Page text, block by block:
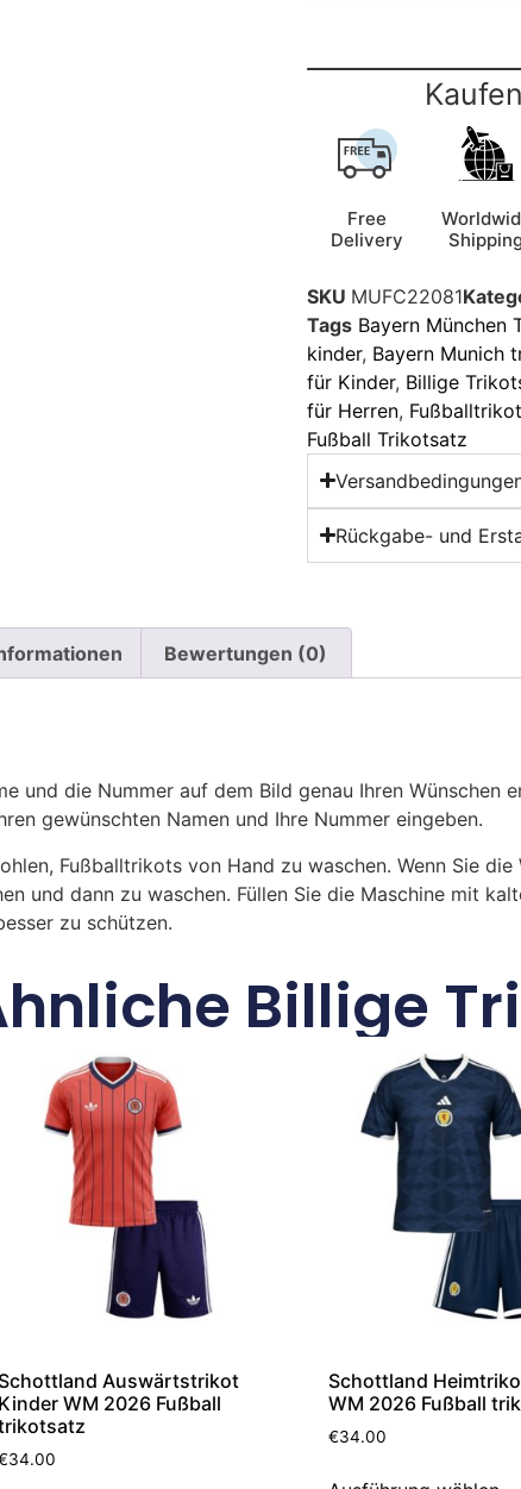
Free
Delivery
SKU MUFC22081
Tags Bayern München
kinder, Bayern Munich
für Kinder, Billige
für Herren,
Fußball Trikotsatz
Rückgabe- und
Bewertungen (0)
und die Nummer auf dem Bild genau Ihren Wünschen
gewünschten Namen und Ihre Nummer eingeben.
Fußballtrikots von Hand zu waschen. Wenn Sie
und dann zu waschen. Füllen Sie die Maschine mit
zu schützen.
Billige
Schottland Auswärtstrikot
Kinder WM 2026 Fußball
34.00
Schottland
WM 2026 Fußball
€34.00